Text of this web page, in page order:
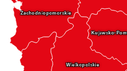
Zachodniopomorskie
Kujawsko-
Wielkopolskie